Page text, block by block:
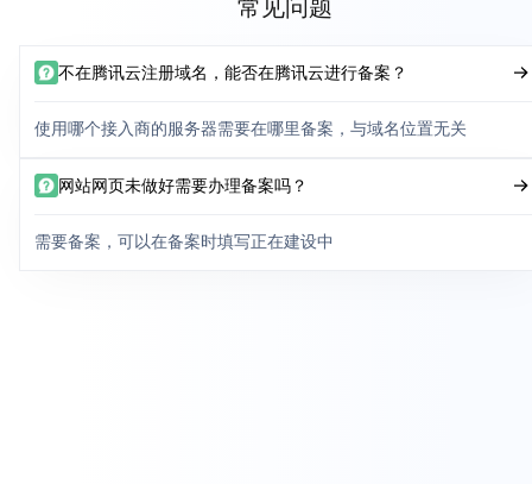
常见问题
不在腾讯云注册域名，能否在腾讯云进行备案？
使用哪个接入商的服务器需要在哪里备案，与域名位置无关
网站网页未做好需要办理备案吗？
需要备案，可以在备案时填写正在建设中